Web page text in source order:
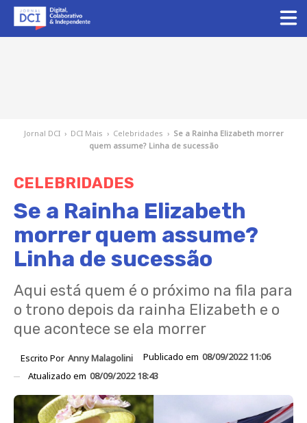
Jornal DCI › DCI Mais › Celebridades › Se a Rainha Elizabeth morrer
quem assume? Linha de sucessão
CELEBRIDADES
Se a Rainha Elizabeth
morrer quem assume?
Linha de sucessão
Aqui está quem é o próximo na fila para
o trono depois da rainha Elizabeth e o
que acontece se ela morrer
Escrito Por Anny Malagolini Publicado em 08/09/2022 11:06
Atualizado em 08/09/2022 18:43